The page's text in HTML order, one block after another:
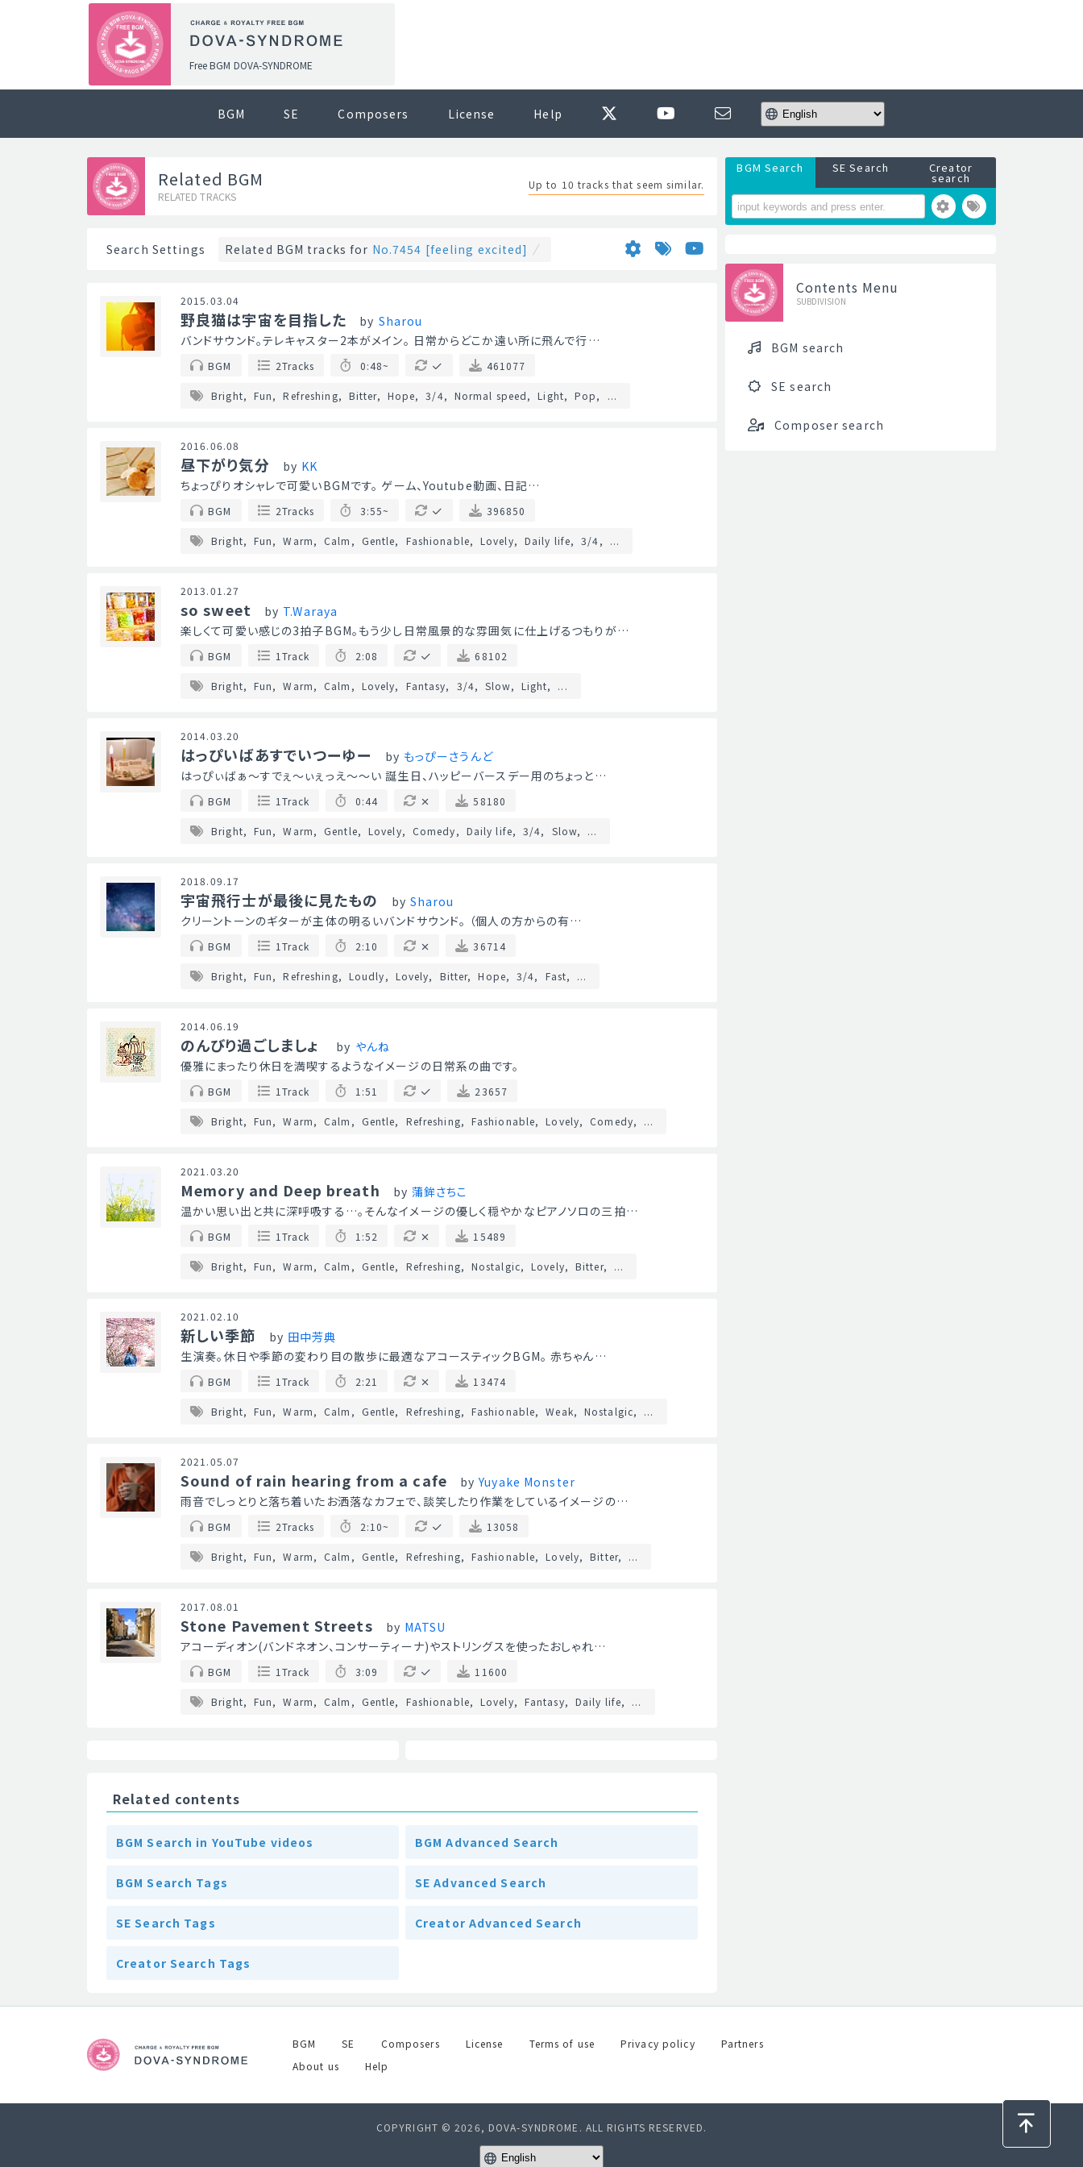
Free BGM DOVA-SYNDROME
BGM SE Composers License Help
Related BGM
RELATED TRACKS
Up to 10 tracks that seem similar.
Search Settings Related BGM tracks for No.7454 [feeling excited]
2015.03.04
野良猫は宇宙を目指した by Sharou
バンドサウンド。テレキャスター2本がメイン。 日常からどこか遠い所に飛んで行…
BGM 2Tracks 0:48~ 461077
Bright Fun Refreshing Bitter Hope 3/4 Normal speed Light Pop ...
2016.06.08
昼下がり気分 by KK
ちょっぴりオシャレで可愛いBGMです。 ゲーム、Youtube動画、日記…
BGM 2Tracks 3:55~ 396850
Bright Fun Warm Calm Gentle Fashionable Lovely Daily life 3/4 ...
2013.01.27
so sweet by T.Waraya
楽しくて可愛い感じの3拍子BGM。もう少し日常風景的な雰囲気に仕上げるつもりが…
BGM 1Track 2:08 68102
Bright Fun Warm Calm Lovely Fantasy 3/4 Slow Light ...
2014.03.20
はっぴいばあすでいつーゆー by もっぴーさうんど
はっぴぃばぁ～すでぇ～ぃぇっえ～～い 誕生日、ハッピーバースデー用のちょっと…
BGM 1Track 0:44 58180
Bright Fun Warm Gentle Lovely Comedy Daily life 3/4 Slow ...
2018.09.17
宇宙飛行士が最後に見たもの by Sharou
クリーントーンのギターが主体の明るいバンドサウンド。 （個人の方からの有…
BGM 1Track 2:10 36714
Bright Fun Refreshing Loudly Lovely Bitter Hope 3/4 Fast ...
2014.06.19
のんびり過ごしましょ by やんね
優雅にまったり休日を満喫するようなイメージの日常系の曲です。
BGM 1Track 1:51 23657
Bright Fun Warm Calm Gentle Refreshing Fashionable Lovely Comedy ...
2021.03.20
Memory and Deep breath by 蒲鉾さちこ
温かい思い出と共に深呼吸する…。そんなイメージの優しく穏やかなピアノソロの三拍…
BGM 1Track 1:52 15489
Bright Fun Warm Calm Gentle Refreshing Nostalgic Lovely Bitter ...
2021.02.10
新しい季節 by 田中芳典
生演奏。休日や季節の変わり目の散歩に最適なアコースティックBGM。 赤ちゃん…
BGM 1Track 2:21 13474
Bright Fun Warm Calm Gentle Refreshing Fashionable Weak Nostalgic ...
2021.05.07
Sound of rain hearing from a cafe by Yuyake Monster
雨音でしっとりと落ち着いたお洒落なカフェで、談笑したり作業をしているイメージの…
BGM 2Tracks 2:10~ 13058
Bright Fun Warm Calm Gentle Refreshing Fashionable Lovely Bitter ...
2017.08.01
Stone Pavement Streets by MATSU
アコーディオン(バンドネオン、コンサーティーナ)やストリングスを使ったおしゃれ…
BGM 1Track 3:09 11600
Bright Fun Warm Calm Gentle Fashionable Lovely Fantasy Daily life ...
Related contents
BGM Search in YouTube videos BGM Advanced Search
BGM Search Tags SE Advanced Search
SE Search Tags Creator Advanced Search
Creator Search Tags
BGM Search SE Search Creator
search
Contents Menu
SUBDIVISION
BGM search
SE search
Composer search
BGM SE Composers License Terms of use Privacy policy
Partners
About us
Help
COPYRIGHT © 2026, DOVA-SYNDROME. ALL RIGHTS RESERVED.